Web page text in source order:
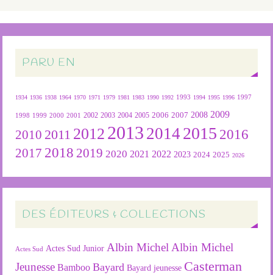
PARU EN
1934 1936 1938 1964 1970 1971 1979 1981 1983 1990 1992 1993 1994 1995 1996 1997
1998 1999 2000 2001 2002 2003 2004 2005 2006 2007 2008 2009
2010 2011 2012 2013 2014 2015 2016
2017 2018 2019 2020 2021 2022 2023 2024 2025 2026
DES ÉDITEURS & COLLECTIONS
Actes Sud Actes Sud Junior Albin Michel Albin Michel
Jeunesse Bamboo Bayard Bayard jeunesse Casterman